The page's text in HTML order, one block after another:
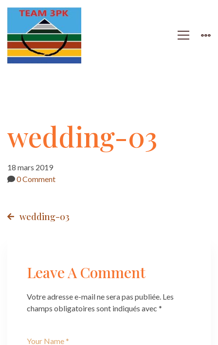
wedding-
03
wedding-03
18 mars 2019
0 Comment
Post
wedding-03
Leave A Comment
Votre adresse e-mail ne sera pas publiée. Les
champs obligatoires sont indiqués avec *